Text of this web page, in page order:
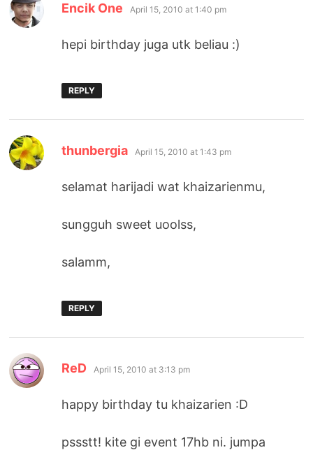
Encik One says:
April 15, 2010 at 1:40 pm
hepi birthday juga utk beliau :)
REPLY
thunbergia says:
April 15, 2010 at 1:43 pm
selamat harijadi wat khaizarienmu,
sungguh sweet uoolss,
salamm,
REPLY
ReD says:
April 15, 2010 at 3:13 pm
happy birthday tu khaizarien :D
pssstt! kite gi event 17hb ni. jumpa